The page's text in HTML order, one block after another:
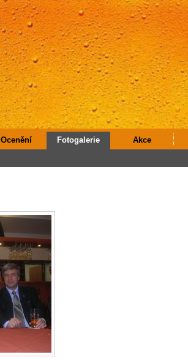
Ocenění Fotogalerie Akce